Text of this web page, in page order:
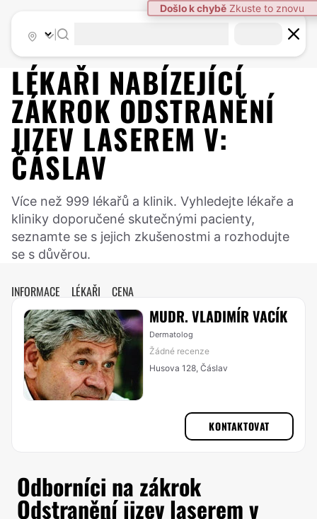
LÉKAŘI NABÍZEJÍCÍ
ZÁKROK ODSTRANĚNÍ
JIZEV LASEREM V:
ČÁSLAV
Více než 999 lékařů a klinik. Vyhledejte lékaře a
kliniky doporučené skutečnými pacienty,
seznamte se s jejich zkušenostmi a rozhodujte
se s důvěrou.
INFORMACE LÉKAŘI CENA
MUDR. VLADIMÍR VACÍK
Dermatolog
Žádné recenze
Husova 128, Čáslav
KONTAKTOVAT
Odborníci na zákrok
Odstranění jizev laserem v